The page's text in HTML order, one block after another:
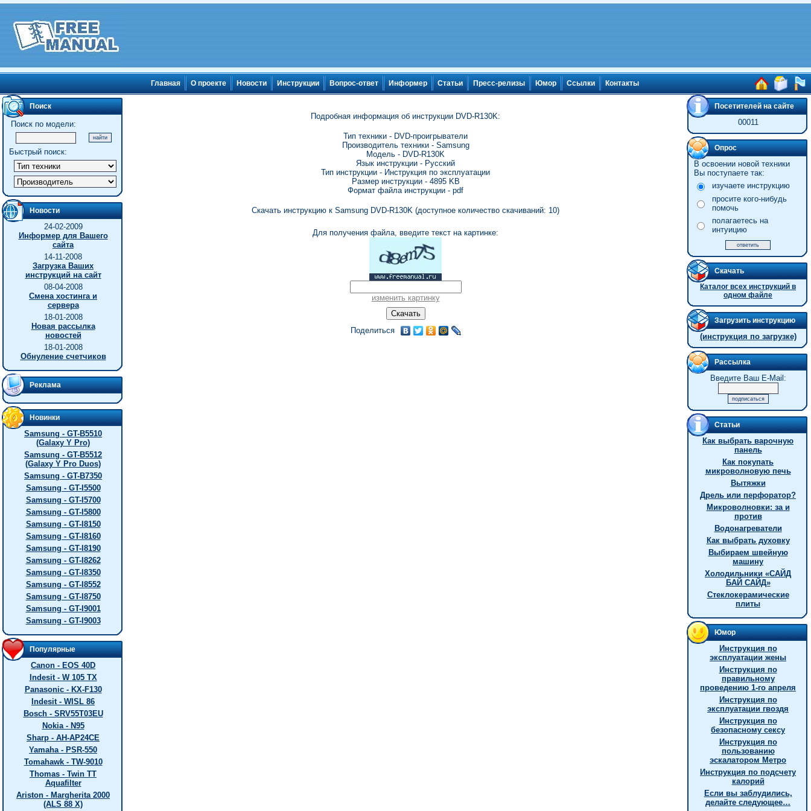
Главная О проекте Новости Инструкции Вопрос-ответ Информер Статьи Пресс-релизы Юмор Ссылки Контакты
Поиск
Поиск по модели:
Быстрый поиск:
Новости
24-02-2009
Информер для Вашего
сайта
14-11-2008
Загрузка Ваших
инструкций на сайт
08-04-2008
Смена хостинга и
сервера
18-01-2008
Новая рассылка
новостей
18-01-2008
Обнуление счетчиков
Реклама
Новинки
Samsung - GT-B5510
(Galaxy Y Pro)
Samsung - GT-B5512
(Galaxy Y Pro Duos)
Samsung - GT-B7350
Samsung - GT-I5500
Samsung - GT-I5700
Samsung - GT-I5800
Samsung - GT-I8150
Samsung - GT-I8160
Samsung - GT-I8190
Samsung - GT-I8262
Samsung - GT-I8350
Samsung - GT-I8552
Samsung - GT-I8750
Samsung - GT-I9001
Samsung - GT-I9003
Популярные
Canon - EOS 40D
Indesit - W 105 TX
Panasonic - KX-F130
Indesit - WISL 86
Bosch - SRV55T03EU
Nokia - N95
Sharp - AH-AP24CE
Yamaha - PSR-550
Tomahawk - TW-9010
Thomas - Twin TT
Aquafilter
Ariston - Margherita 2000
(ALS 88 X)
Подробная информация об инструкции DVD-R130K:
Тип техники - DVD-проигрыватели
Производитель техники - Samsung
Модель - DVD-R130K
Язык инструкции - Русский
Тип инструкции - Инструкция по эксплуатации
Размер инструкции - 4895 KB
Формат файла инструкции - pdf
Скачать инструкцию к Samsung DVD-R130K (доступное количество скачиваний: 10)
Для получения файла, введите текст на картинке:
изменить картинку
Поделиться
Посетителей на сайте
00011
Опрос
В освоении новой техники
Вы поступаете так:
изучаете инструкцию
просите кого-нибудь
помочь
полагаетесь на
интуицию
Скачать
Каталог всех инструкций в
одном файле
Загрузить инструкцию
(инструкция по загрузке)
Рассылка
Введите Ваш E-Mail:
Статьи
Как выбрать варочную
панель
Как покупать
микроволновую печь
Вытяжки
Дрель или перфоратор?
Микроволновки: за и
против
Водонагреватели
Как выбрать духовку
Выбираем швейную
машину
Холодильники «САЙД
БАЙ САЙД»
Стеклокерамические
плиты
Юмор
Инструкция по
эксплуатации жены
Инструкция по
правильному
проведению 1-го апреля
Инструкция по
эксплуатации гвоздя
Инструкция по
безопасному сексу
Инструкция по
пользованию
эскалатором Метро
Инструкция по подсчету
калорий
Если вы заблудились,
делайте следующее…